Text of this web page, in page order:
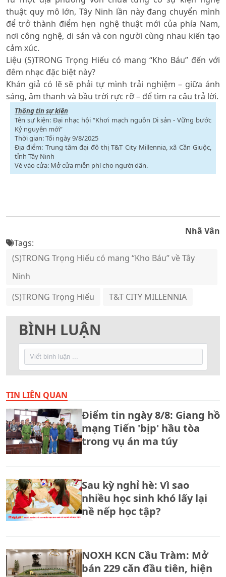
thuật quy mô lớn, Tây Ninh lần này đang chuyển mình
để trở thành điểm hẹn nghệ thuật mới của phía Nam,
nơi công nghệ, di sản và con người cùng nhau kiến tạo
cảm xúc.
Liệu (S)TRONG Trọng Hiếu có mang “Kho Báu” đến với
đêm nhạc đặc biệt này?
Khán giả có lẽ sẽ phải tự mình trải nghiệm – giữa ánh
sáng, âm thanh và bầu trời rực rỡ – để tìm ra câu trả lời.
Thông tin sự kiện
Tên sự kiện: Đại nhạc hội “Khơi mạch nguồn Di sản - Vững bước
Kỷ nguyên mới”
Thời gian: Tối ngày 9/8/2025
Địa điểm: Trung tâm đại đô thị T&T City Millennia, xã Cần Giuộc,
tỉnh Tây Ninh
Vé vào cửa: Mở cửa miễn phí cho người dân.
Nhã Vân
Tags:
(S)TRONG Trọng Hiếu có mang “Kho Báu” về Tây
Ninh
(S)TRONG Trọng Hiếu
T&T CITY MILLENNIA
BÌNH LUẬN
TIN LIÊN QUAN
Điểm tin ngày 8/8: Giang hồ
mạng Tiến 'bịp' hầu tòa
trong vụ án ma túy
Sau kỳ nghỉ hè: Vì sao
nhiều học sinh khó lấy lại
nề nếp học tập?
NOXH KCN Cầu Tràm: Mở
bán 229 căn đầu tiên, hiện